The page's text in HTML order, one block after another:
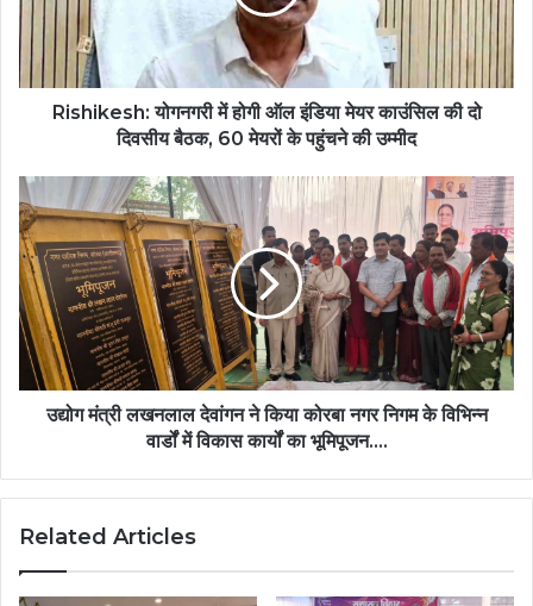
इंडिया
मेयर
काउंसिल
की
60
मेयरों
के
पहुंचने
की
उम्मीद
Rishikesh: योगनगरी में होगी ऑल इंडिया मेयर काउंसिल की दो
दिवसीय बैठक, 60 मेयरों के पहुंचने की उम्मीद
उद्योग
मंत्री
लखनलाल
देवांगन
ने
किया
कोरबा
नगर
निगम
कार्यों
उद्योग मंत्री लखनलाल देवांगन ने किया कोरबा नगर निगम के विभिन्न
वार्डों में विकास कार्यों का भूमिपूजन….
Related Articles